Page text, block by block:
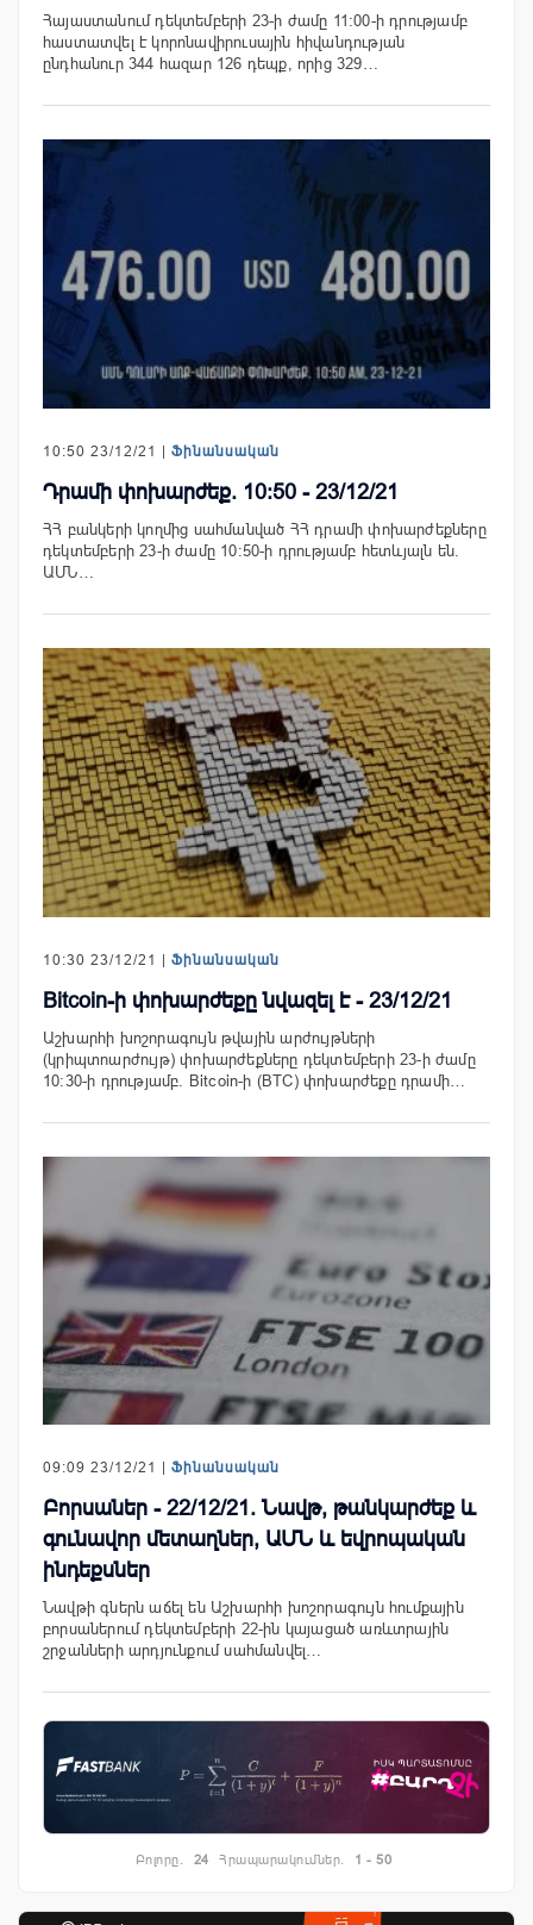
Հայաստանում դեկտեմբերի 23-ի ժամը 11:00-ի դրությամբ
հաստատվել է կորոնավիրուսային հիվանդության
ընդհանուր 344 հազար 126 դեպք, որից 329…
10:50 23/12/21 | Ֆինանսական
Դրամի փոխարժեք. 10:50 - 23/12/21
ՀՀ բանկերի կողմից սահմանված ՀՀ դրամի փոխարժեքները
դեկտեմբերի 23-ի ժամը 10:50-ի դրությամբ հետևյալն են.
ԱՄՆ…
10:30 23/12/21 | Ֆինանսական
Bitcoin-ի փոխարժեքը նվազել է - 23/12/21
Աշխարհի խոշորագույն թվային արժույթների
(կրիպտոարժույթ) փոխարժեքները դեկտեմբերի 23-ի ժամը
10:30-ի դրությամբ. Bitcoin-ի (BTC) փոխարժեքը դրամի…
09:09 23/12/21 | Ֆինանսական
Բորսաներ - 22/12/21. Նավթ, թանկարժեք և
գունավոր մետաղներ, ԱՄՆ և եվրոպական
ինդեքսներ
Նավթի գներն աճել են Աշխարհի խոշորագույն հումքային
բորսաներում դեկտեմբերի 22-ին կայացած առևտրային
շրջանների արդյունքում սահմանվել…
Բոլորը. 24 Հրապարակումներ. 1 - 50